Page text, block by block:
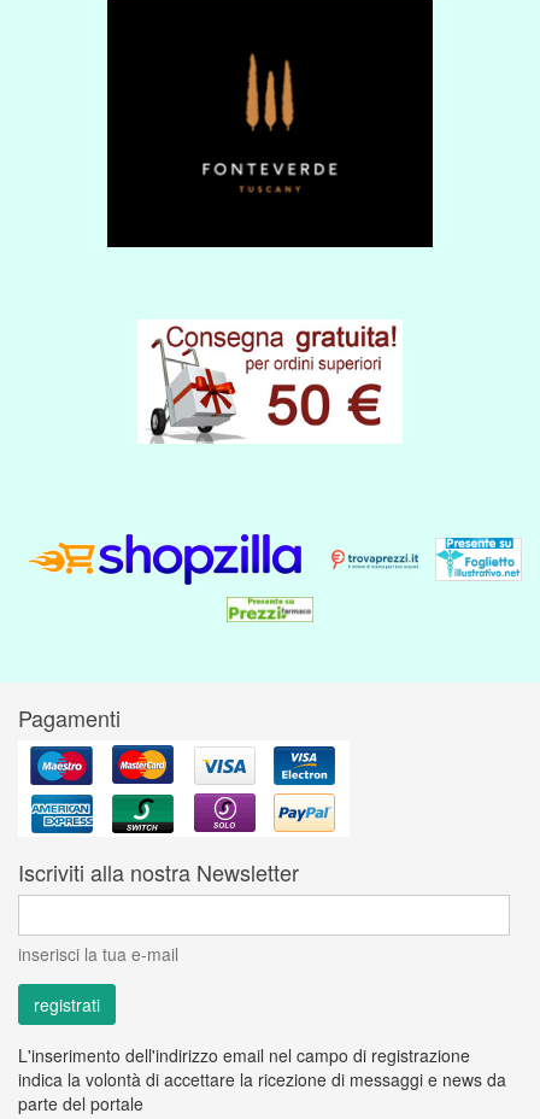
Pagamenti
Iscriviti alla nostra Newsletter
inserisci la tua e-mail
L'inserimento dell'indirizzo email nel campo di registrazione
indica la volontà di accettare la ricezione di messaggi e news da
parte del portale